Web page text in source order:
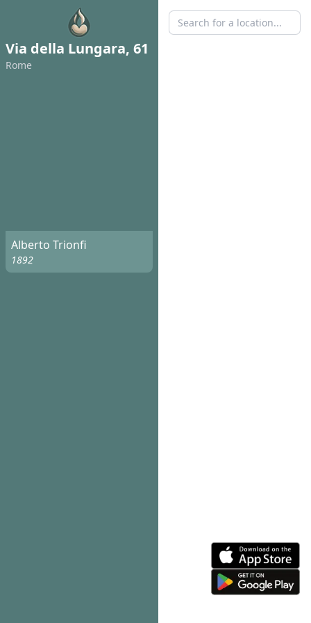
Via della Lungara, 61
Rome
Alberto Trionfi
1892